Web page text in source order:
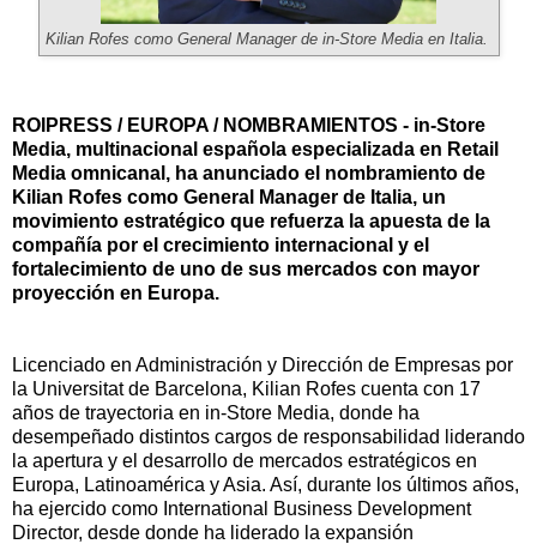
Kilian Rofes como General Manager de in-Store Media en Italia.
ROIPRESS / EUROPA / NOMBRAMIENTOS - in-Store
Media, multinacional española especializada en Retail
Media omnicanal, ha anunciado el nombramiento de
Kilian Rofes como General Manager de Italia, un
movimiento estratégico que refuerza la apuesta de la
compañía por el crecimiento internacional y el
fortalecimiento de uno de sus mercados con mayor
proyección en Europa.
Licenciado en Administración y Dirección de Empresas por
la Universitat de Barcelona, Kilian Rofes cuenta con 17
años de trayectoria en in-Store Media, donde ha
desempeñado distintos cargos de responsabilidad liderando
la apertura y el desarrollo de mercados estratégicos en
Europa, Latinoamérica y Asia. Así, durante los últimos años,
ha ejercido como International Business Development
Director, desde donde ha liderado la expansión